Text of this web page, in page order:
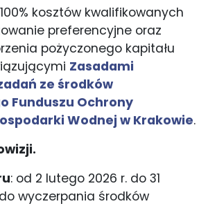
kosztów kwalifikowanych
preferencyjne oraz
pożyczonego kapitału
Zasadami
ze środków
Funduszu Ochrony
Wodnej w Krakowie.
: od 2 lutego 2026 r. do 31
wyczerpania środków